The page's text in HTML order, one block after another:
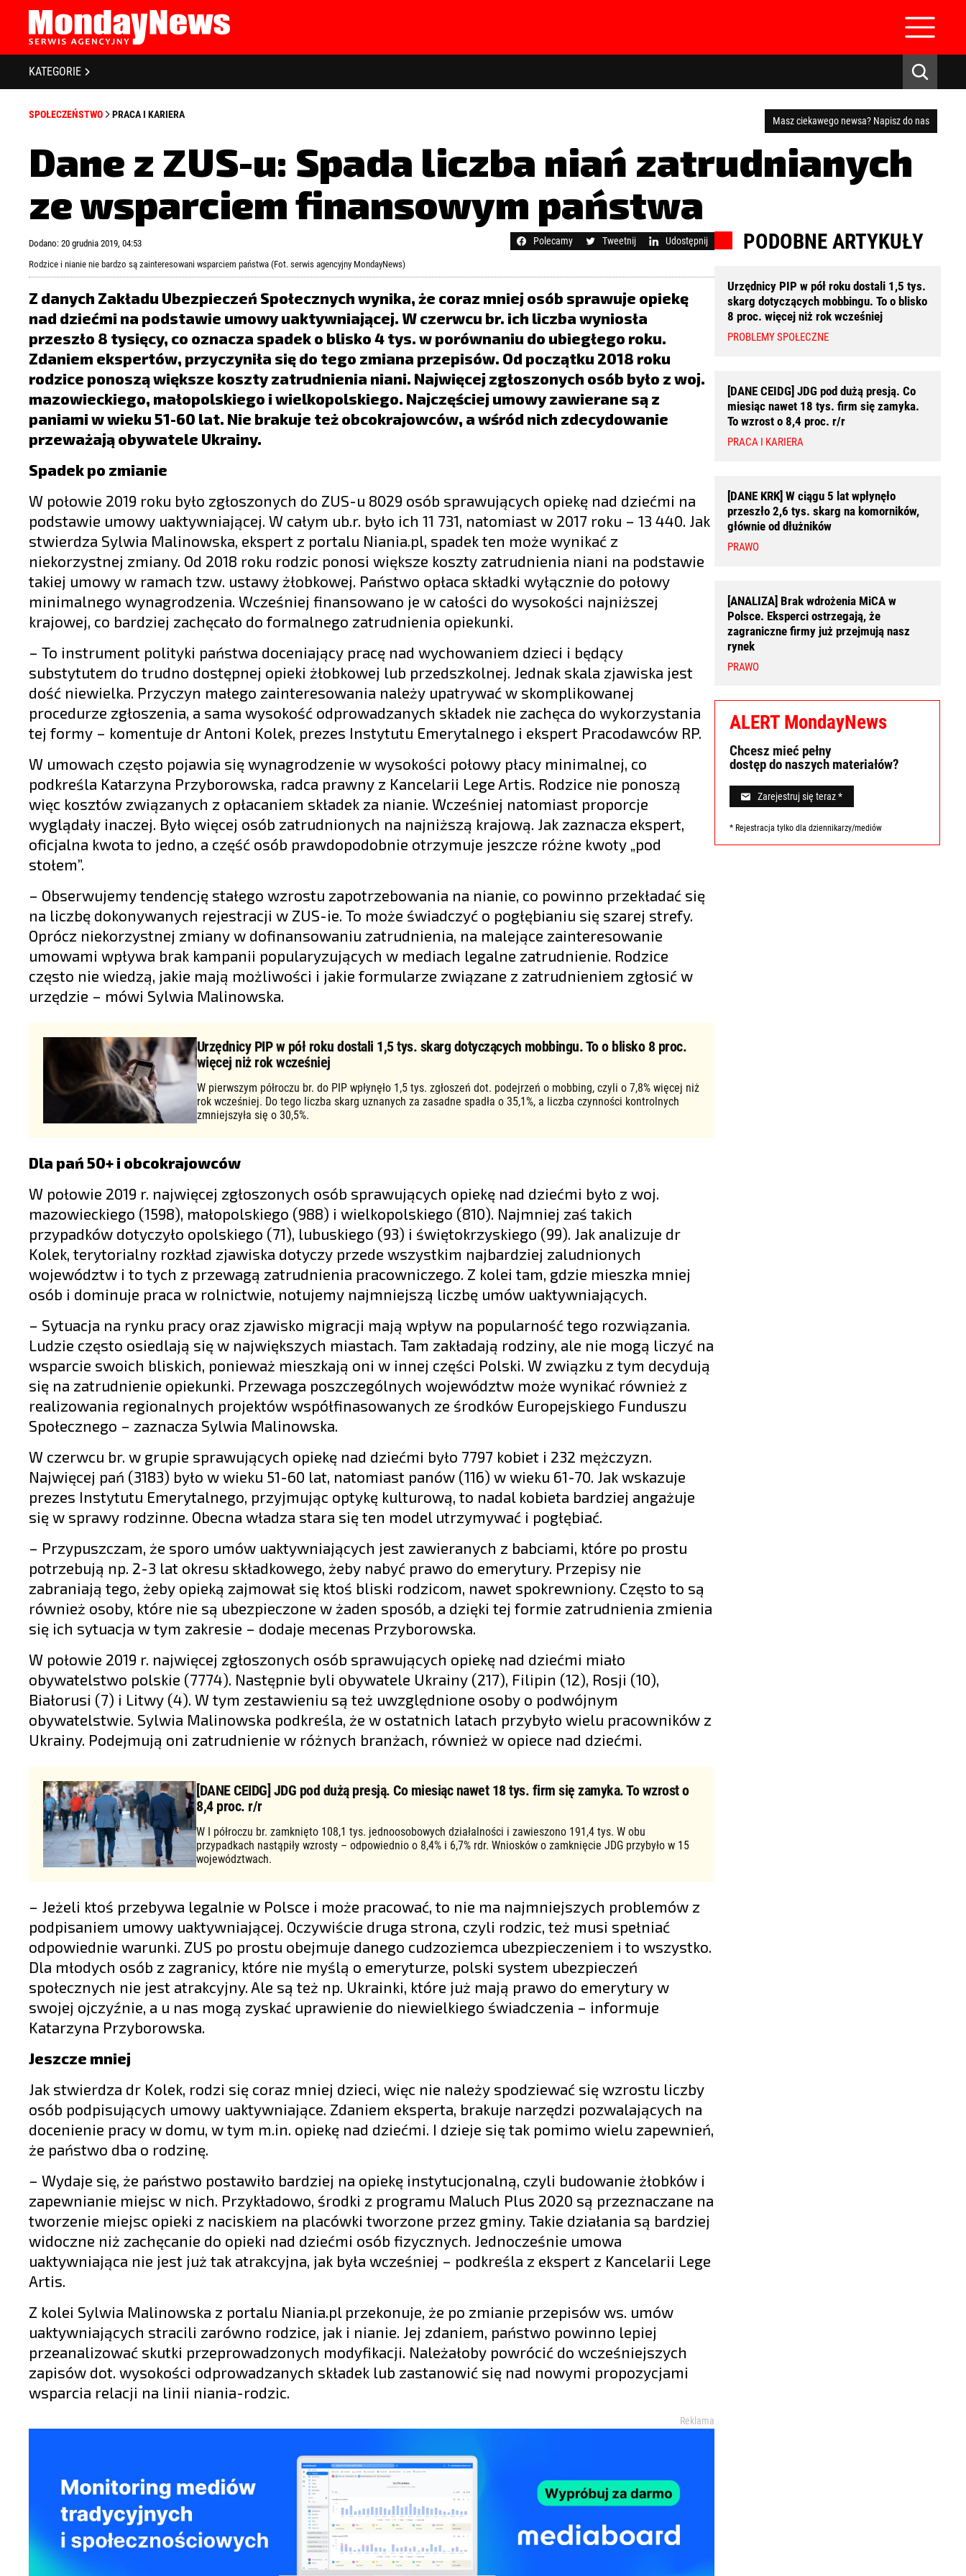
STRONA GŁÓWNA
O NAS
POLITYKA PRYWATNOŚCI
KONTAKT
zaloguj się
KATEGORIE
BIZNES I GOSPODARKA
BANKOWOŚĆ I FINANSE
SPOŁECZEŃSTWO
MEDIA
ZDROWIE I URODA
KULTURA
LIFESTYLE
OPINIE I KOMENTARZE
SPOŁECZEŃSTWO PRACA I KARIERA
Masz ciekawego newsa? Napisz do nas
Dane z ZUS-u: Spada liczba niań zatrudnianych
ze wsparciem finansowym państwa
Dodano: 20 grudnia 2019, 04:53 Polecamy Tweetnij Udostępnij
Rodzice i nianie nie bardzo są zainteresowani wsparciem państwa (Fot. serwis agencyjny MondayNews)
Z danych Zakładu Ubezpieczeń Społecznych wynika, że coraz mniej osób sprawuje opiekę
nad dziećmi na podstawie umowy uaktywniającej. W czerwcu br. ich liczba wyniosła
przeszło 8 tysięcy, co oznacza spadek o blisko 4 tys. w porównaniu do ubiegłego roku.
Zdaniem ekspertów, przyczyniła się do tego zmiana przepisów. Od początku 2018 roku
rodzice ponoszą większe koszty zatrudnienia niani. Najwięcej zgłoszonych osób było z woj.
mazowieckiego, małopolskiego i wielkopolskiego. Najczęściej umowy zawierane są z
paniami w wieku 51-60 lat. Nie brakuje też obcokrajowców, a wśród nich zdecydowanie
przeważają obywatele Ukrainy.
Spadek po zmianie
W połowie 2019 roku było zgłoszonych do ZUS-u 8029 osób sprawujących opiekę nad dziećmi na
podstawie umowy uaktywniającej. W całym ub.r. było ich 11 731, natomiast w 2017 roku – 13 440. Jak
stwierdza Sylwia Malinowska, ekspert z portalu Niania.pl, spadek ten może wynikać z
niekorzystnej zmiany. Od 2018 roku rodzic ponosi większe koszty zatrudnienia niani na podstawie
takiej umowy w ramach tzw. ustawy żłobkowej. Państwo opłaca składki wyłącznie do połowy
minimalnego wynagrodzenia. Wcześniej finansowano je w całości do wysokości najniższej
krajowej, co bardziej zachęcało do formalnego zatrudnienia opiekunki.
– To instrument polityki państwa doceniający pracę nad wychowaniem dzieci i będący
substytutem do trudno dostępnej opieki żłobkowej lub przedszkolnej. Jednak skala zjawiska jest
dość niewielka. Przyczyn małego zainteresowania należy upatrywać w skomplikowanej
procedurze zgłoszenia, a sama wysokość odprowadzanych składek nie zachęca do wykorzystania
tej formy – komentuje dr Antoni Kolek, prezes Instytutu Emerytalnego i ekspert Pracodawców RP.
W umowach często pojawia się wynagrodzenie w wysokości połowy płacy minimalnej, co
podkreśla Katarzyna Przyborowska, radca prawny z Kancelarii Lege Artis. Rodzice nie ponoszą
więc kosztów związanych z opłacaniem składek za nianie. Wcześniej natomiast proporcje
wyglądały inaczej. Było więcej osób zatrudnionych na najniższą krajową. Jak zaznacza ekspert,
oficjalna kwota to jedno, a część osób prawdopodobnie otrzymuje jeszcze różne kwoty „pod
stołem”.
– Obserwujemy tendencję stałego wzrostu zapotrzebowania na nianie, co powinno przekładać się
na liczbę dokonywanych rejestracji w ZUS-ie. To może świadczyć o pogłębianiu się szarej strefy.
Oprócz niekorzystnej zmiany w dofinansowaniu zatrudnienia, na malejące zainteresowanie
umowami wpływa brak kampanii popularyzujących w mediach legalne zatrudnienie. Rodzice
często nie wiedzą, jakie mają możliwości i jakie formularze związane z zatrudnieniem zgłosić w
urzędzie – mówi Sylwia Malinowska.
Urzędnicy PIP w pół roku dostali 1,5 tys. skarg dotyczących mobbingu. To o blisko 8 proc.
więcej niż rok wcześniej
W pierwszym półroczu br. do PIP wpłynęło 1,5 tys. zgłoszeń dot. podejrzeń o mobbing, czyli o 7,8% więcej niż
rok wcześniej. Do tego liczba skarg uznanych za zasadne spadła o 35,1%, a liczba czynności kontrolnych
zmniejszyła się o 30,5%.
Dla pań 50+ i obcokrajowców
W połowie 2019 r. najwięcej zgłoszonych osób sprawujących opiekę nad dziećmi było z woj.
mazowieckiego (1598), małopolskiego (988) i wielkopolskiego (810). Najmniej zaś takich
przypadków dotyczyło opolskiego (71), lubuskiego (93) i świętokrzyskiego (99). Jak analizuje dr
Kolek, terytorialny rozkład zjawiska dotyczy przede wszystkim najbardziej zaludnionych
województw i to tych z przewagą zatrudnienia pracowniczego. Z kolei tam, gdzie mieszka mniej
osób i dominuje praca w rolnictwie, notujemy najmniejszą liczbę umów uaktywniających.
– Sytuacja na rynku pracy oraz zjawisko migracji mają wpływ na popularność tego rozwiązania.
Ludzie często osiedlają się w największych miastach. Tam zakładają rodziny, ale nie mogą liczyć na
wsparcie swoich bliskich, ponieważ mieszkają oni w innej części Polski. W związku z tym decydują
się na zatrudnienie opiekunki. Przewaga poszczególnych województw może wynikać również z
realizowania regionalnych projektów współfinasowanych ze środków Europejskiego Funduszu
Społecznego – zaznacza Sylwia Malinowska.
W czerwcu br. w grupie sprawujących opiekę nad dziećmi było 7797 kobiet i 232 mężczyzn.
Najwięcej pań (3183) było w wieku 51-60 lat, natomiast panów (116) w wieku 61-70. Jak wskazuje
prezes Instytutu Emerytalnego, przyjmując optykę kulturową, to nadal kobieta bardziej angażuje
się w sprawy rodzinne. Obecna władza stara się ten model utrzymywać i pogłębiać.
– Przypuszczam, że sporo umów uaktywniających jest zawieranych z babciami, które po prostu
potrzebują np. 2-3 lat okresu składkowego, żeby nabyć prawo do emerytury. Przepisy nie
zabraniają tego, żeby opieką zajmował się ktoś bliski rodzicom, nawet spokrewniony. Często to są
również osoby, które nie są ubezpieczone w żaden sposób, a dzięki tej formie zatrudnienia zmienia
się ich sytuacja w tym zakresie – dodaje mecenas Przyborowska.
W połowie 2019 r. najwięcej zgłoszonych osób sprawujących opiekę nad dziećmi miało
obywatelstwo polskie (7774). Następnie byli obywatele Ukrainy (217), Filipin (12), Rosji (10),
Białorusi (7) i Litwy (4). W tym zestawieniu są też uwzględnione osoby o podwójnym
obywatelstwie. Sylwia Malinowska podkreśla, że w ostatnich latach przybyło wielu pracowników z
Ukrainy. Podejmują oni zatrudnienie w różnych branżach, również w opiece nad dziećmi.
[DANE CEIDG] JDG pod dużą presją. Co miesiąc nawet 18 tys. firm się zamyka. To wzrost o
8,4 proc. r/r
W I półroczu br. zamknięto 108,1 tys. jednoosobowych działalności i zawieszono 191,4 tys. W obu
przypadkach nastąpiły wzrosty – odpowiednio o 8,4% i 6,7% rdr. Wniosków o zamknięcie JDG przybyło w 15
województwach.
– Jeżeli ktoś przebywa legalnie w Polsce i może pracować, to nie ma najmniejszych problemów z
podpisaniem umowy uaktywniającej. Oczywiście druga strona, czyli rodzic, też musi spełniać
odpowiednie warunki. ZUS po prostu obejmuje danego cudzoziemca ubezpieczeniem i to wszystko.
Dla młodych osób z zagranicy, które nie myślą o emeryturze, polski system ubezpieczeń
społecznych nie jest atrakcyjny. Ale są też np. Ukrainki, które już mają prawo do emerytury w
swojej ojczyźnie, a u nas mogą zyskać uprawienie do niewielkiego świadczenia – informuje
Katarzyna Przyborowska.
Jeszcze mniej
Jak stwierdza dr Kolek, rodzi się coraz mniej dzieci, więc nie należy spodziewać się wzrostu liczby
osób podpisujących umowy uaktywniające. Zdaniem eksperta, brakuje narzędzi pozwalających na
docenienie pracy w domu, w tym m.in. opiekę nad dziećmi. I dzieje się tak pomimo wielu zapewnień,
że państwo dba o rodzinę.
– Wydaje się, że państwo postawiło bardziej na opiekę instytucjonalną, czyli budowanie żłobków i
zapewnianie miejsc w nich. Przykładowo, środki z programu Maluch Plus 2020 są przeznaczane na
tworzenie miejsc opieki z naciskiem na placówki tworzone przez gminy. Takie działania są bardziej
widoczne niż zachęcanie do opieki nad dziećmi osób fizycznych. Jednocześnie umowa
uaktywniająca nie jest już tak atrakcyjna, jak była wcześniej – podkreśla z ekspert z Kancelarii Lege
Artis.
Z kolei Sylwia Malinowska z portalu Niania.pl przekonuje, że po zmianie przepisów ws. umów
uaktywniających stracili zarówno rodzice, jak i nianie. Jej zdaniem, państwo powinno lepiej
przeanalizować skutki przeprowadzonych modyfikacji. Należałoby powrócić do wcześniejszych
zapisów dot. wysokości odprowadzanych składek lub zastanowić się nad nowymi propozycjami
wsparcia relacji na linii niania-rodzic.
Reklama
PODOBNE ARTYKUŁY
Urzędnicy PIP w pół roku dostali 1,5 tys.
skarg dotyczących mobbingu. To o blisko
8 proc. więcej niż rok wcześniej
PROBLEMY SPOŁECZNE
[DANE CEIDG] JDG pod dużą presją. Co
miesiąc nawet 18 tys. firm się zamyka.
To wzrost o 8,4 proc. r/r
PRACA I KARIERA
[DANE KRK] W ciągu 5 lat wpłynęło
przeszło 2,6 tys. skarg na komorników,
głównie od dłużników
PRAWO
[ANALIZA] Brak wdrożenia MiCA w
Polsce. Eksperci ostrzegają, że
zagraniczne firmy już przejmują nasz
rynek
PRAWO
ALERT MondayNews
Chcesz mieć pełny
dostęp do naszych materiałów?
Zarejestruj się teraz *
* Rejestracja tylko dla dziennikarzy/mediów